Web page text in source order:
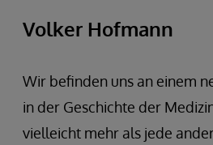
Volker Hofmann
Wir befinden uns an einem
in der Geschichte der
vielleicht mehr als jede